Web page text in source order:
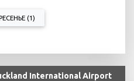
(1)
International Airport